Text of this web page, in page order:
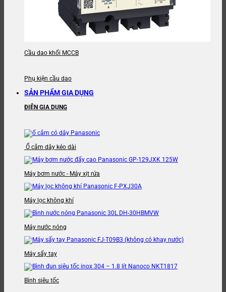
Cầu dao khối MCCB
Phụ kiện cầu dao
SẢN PHẨM GIA DỤNG
ĐIỆN GIA DỤNG
Ổ cắm dây kéo dài
Máy bơm nước - Máy xịt rửa
Máy lọc không khí
Máy nước nóng
Máy sấy tay
Bình siêu tốc